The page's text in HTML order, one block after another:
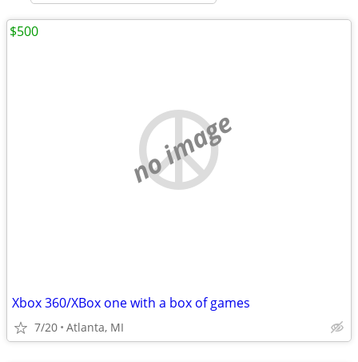
no image
Xbox 360/XBox one with a box of games
7/20 Atlanta, MI
$500